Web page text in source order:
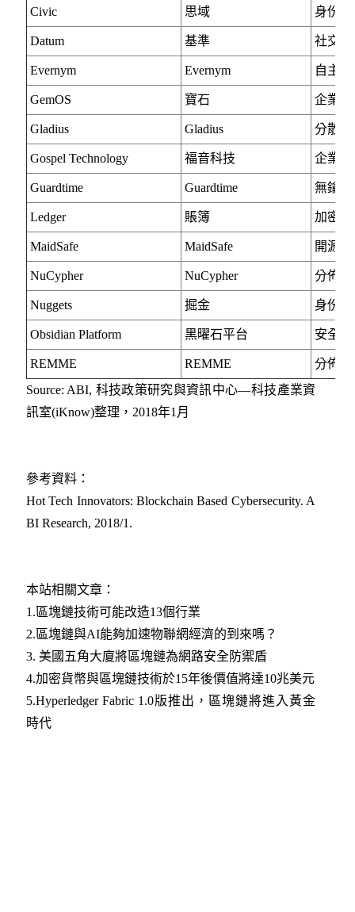
Civic 思域 身份
Datum 基準 社交
Evernym Evernym 自主
GemOS 寶石 企業
Gladius Gladius 分散
Gospel Technology 福音科技 企業
Guardtime Guardtime 無鑰
Ledger 賬簿 加密
MaidSafe MaidSafe 開源
NuCypher NuCypher 分佈
Nuggets 掘金 身份
Obsidian Platform 黑曜石平台 安全
REMME REMME
分佈
Source: ABI, 科技政策研究與資訊中心—科技產業資
訊室(iKnow)整理，2018年1月
參考資料：
Hot Tech Innovators: Blockchain Based Cybersecurity. A
BI Research, 2018/1.
本站相關文章：
1.區塊鏈技術可能改造13個行業
2.區塊鏈與AI能夠加速物聯網經濟的到來嗎？
3. 美國五角大廈將區塊鏈為網路安全防禦盾
4.加密貨幣與區塊鏈技術於15年後價值將達10兆美元
5.Hyperledger Fabric 1.0版推出，區塊鏈將進入黃金
時代